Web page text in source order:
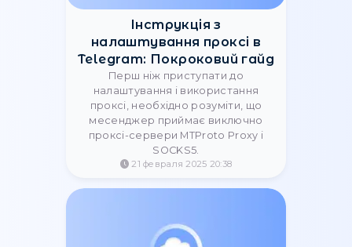
Узнайте, почему компании в 2025
году переходят с VPN на прокси.
Масштабируемость, скорость,
анонимность и гибкость делают
прокси стандартом для SMM, e-
commerce и веб-скрапинга.
17 сентября 2025 15:02